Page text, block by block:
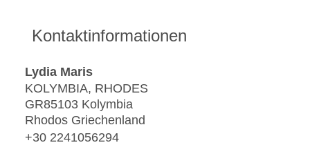
Kontaktinformationen
Lydia Maris
KOLYMBIA, RHODES
GR85103 Kolymbia
Rhodos Griechenland
+30 2241056294